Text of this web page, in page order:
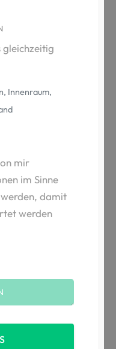
gleichzeitig
Innenraum,
mir
im Sinne
damit
werden